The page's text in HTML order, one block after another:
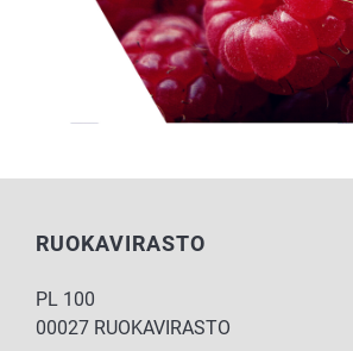
RUOKAVIRASTO
PL 100
00027 RUOKAVIRASTO